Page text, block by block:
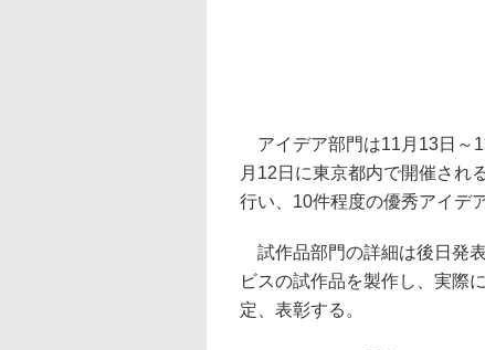
アイデア部門は11月13日～
月12日に東京都内で開催され
行い、10件程度の優秀アイデ
試作品部門の詳細は後日発
ビスの試作品を製作し、実際
定、表彰する。